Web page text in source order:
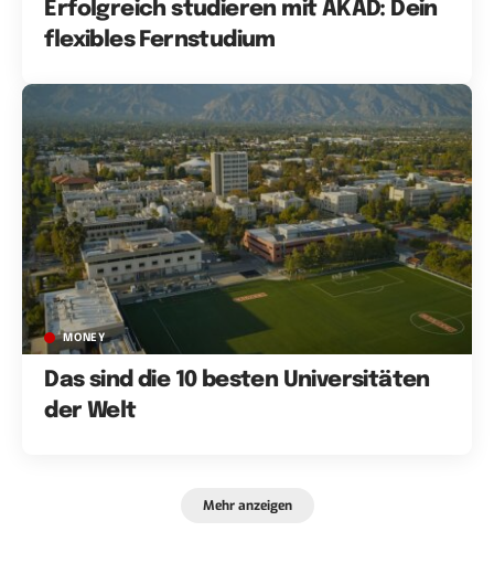
Erfolgreich studieren mit AKAD: Dein
flexibles Fernstudium
MONEY
Das sind die 10 besten Universitäten
der Welt
Mehr anzeigen